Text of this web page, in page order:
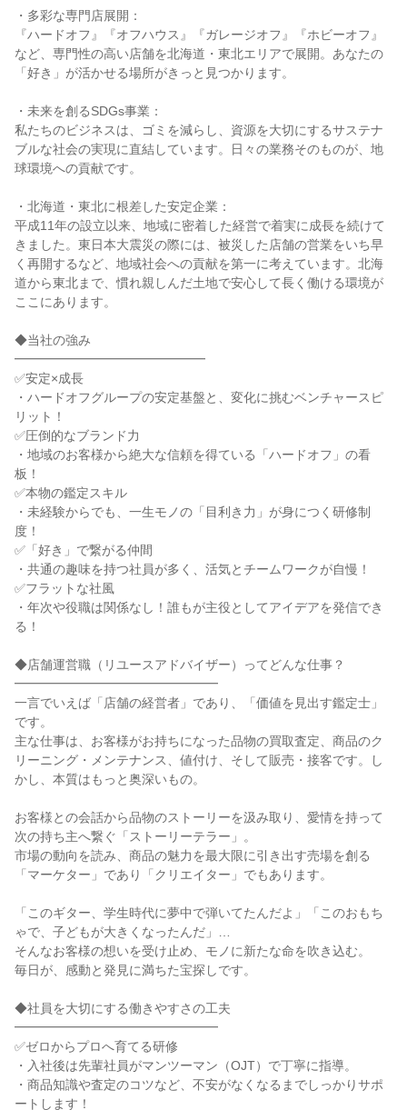
・多彩な専門店展開：
『ハードオフ』『オフハウス』『ガレージオフ』『ホビーオフ』
など、専門性の高い店舗を北海道・東北エリアで展開。あなたの
「好き」が活かせる場所がきっと見つかります。
・未来を創るSDGs事業：
私たちのビジネスは、ゴミを減らし、資源を大切にするサステナ
ブルな社会の実現に直結しています。日々の業務そのものが、地
球環境への貢献です。
・北海道・東北に根差した安定企業：
平成11年の設立以来、地域に密着した経営で着実に成長を続けて
きました。東日本大震災の際には、被災した店舗の営業をいち早
く再開するなど、地域社会への貢献を第一に考えています。北海
道から東北まで、慣れ親しんだ土地で安心して長く働ける環境が
ここにあります。
◆当社の強み
━━━━━━━━━━━━━━━
✅安定×成長
・ハードオフグループの安定基盤と、変化に挑むベンチャースピ
リット！
✅圧倒的なブランド力
・地域のお客様から絶大な信頼を得ている「ハードオフ」の看
板！
✅本物の鑑定スキル
・未経験からでも、一生モノの「目利き力」が身につく研修制
度！
✅「好き」で繋がる仲間
・共通の趣味を持つ社員が多く、活気とチームワークが自慢！
✅フラットな社風
・年次や役職は関係なし！誰もが主役としてアイデアを発信でき
る！
◆店舗運営職（リユースアドバイザー）ってどんな仕事？
━━━━━━━━━━━━━━━━
一言でいえば「店舗の経営者」であり、「価値を見出す鑑定士」
です。
主な仕事は、お客様がお持ちになった品物の買取査定、商品のク
リーニング・メンテナンス、値付け、そして販売・接客です。し
かし、本質はもっと奥深いもの。
お客様との会話から品物のストーリーを汲み取り、愛情を持って
次の持ち主へ繋ぐ「ストーリーテラー」。
市場の動向を読み、商品の魅力を最大限に引き出す売場を創る
「マーケター」であり「クリエイター」でもあります。
「このギター、学生時代に夢中で弾いてたんだよ」「このおもち
ゃで、子どもが大きくなったんだ」…
そんなお客様の想いを受け止め、モノに新たな命を吹き込む。
毎日が、感動と発見に満ちた宝探しです。
◆社員を大切にする働きやすさの工夫
━━━━━━━━━━━━━━━━
✅ゼロからプロへ育てる研修
・入社後は先輩社員がマンツーマン（OJT）で丁寧に指導。
・商品知識や査定のコツなど、不安がなくなるまでしっかりサポ
ートします！